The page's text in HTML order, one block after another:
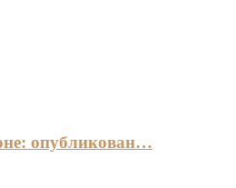
опубликован…